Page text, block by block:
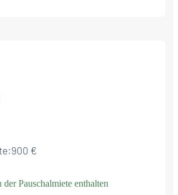
900 €
Pauschalmiete enthalten